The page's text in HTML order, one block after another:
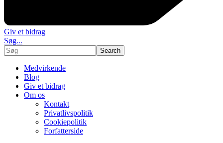
Giv et bidrag
Søg...
Medvirkende
Blog
Giv et bidrag
Om os
Kontakt
Privatlivspolitik
Cookiepolitik
Forfatterside